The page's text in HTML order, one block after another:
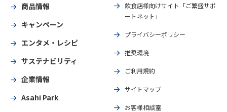
商品情報
キャンペーン
エンタメ・レシピ
サステナビリティ
企業情報
Asahi Park
飲食店様向けサイト「ご繁盛サポ
ートネット」
プライバシーポリシー
推奨環境
ご利用規約
サイトマップ
お客様相談室